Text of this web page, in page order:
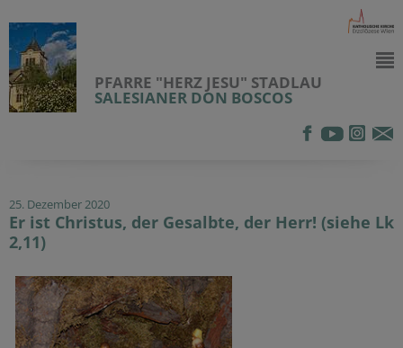
PFARRE "HERZ JESU" STADLAU
SALESIANER DON BOSCOS
25. Dezember 2020
Er ist Christus, der Gesalbte, der Herr! (siehe Lk
2,11)